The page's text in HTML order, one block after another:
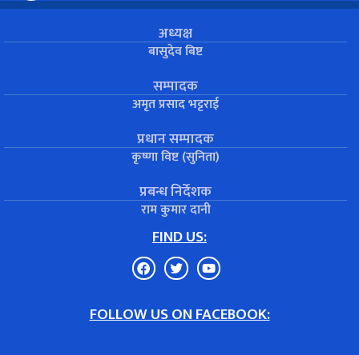
अध्यक्ष
बासुदेव बिष्ट
सम्पादक
अमृत प्रसाद भट्टराई
प्रधान सम्पादक
कृष्णा विष्ट (सुनिता)
प्रबन्ध निर्देशक
राम कुमार दानी
FIND US:
FOLLOW US ON FACEBOOK: